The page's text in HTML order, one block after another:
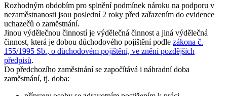
Rozhodným obdobím pro splnění podmínek nároku na podporu v
nezaměstnanosti jsou poslední 2 roky před zařazením do evidence
uchazečů o zaměstnání.
Jinou výdělečnou činností je výdělečná činnost a jiná výdělečná
činnost, která je dobou důchodového pojištění podle zákona č.
155/1995 Sb., o důchodovém pojištění, ve znění pozdějších
předpisů.
Do předchozího zaměstnání se započítává i náhradní doba
zaměstnání, tj. doba: